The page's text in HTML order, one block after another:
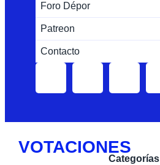
Foro Dépor
Patreon
Contacto
VOTACIONES
Categorías